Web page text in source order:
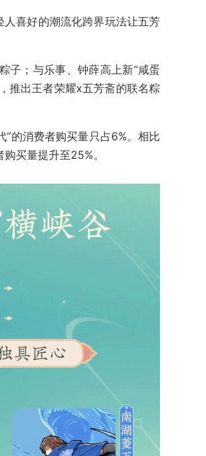
人喜好的潮流化跨界玩法让五芳
子；与乐事、钟薛高上新“咸蛋
推出王者荣耀x五芳斋的联名粽
的消费者购买量只占6%。相比
买量提升至25%。